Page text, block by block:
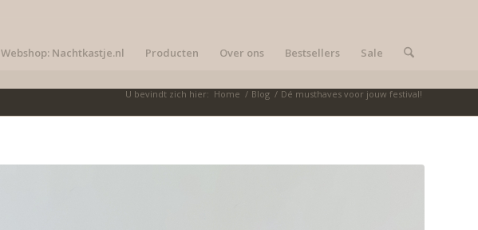
Webshop: Nachtkastje.nl Producten Over ons Bestsellers Sale
U bevindt zich hier: Home / Blog / Dé musthaves voor jouw festival!